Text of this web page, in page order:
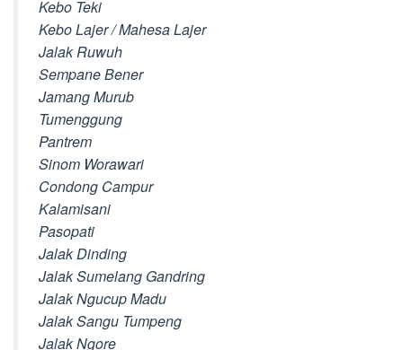
Kebo Teki
Kebo Lajer / Mahesa Lajer
Jalak Ruwuh
Sempane Bener
Jamang Murub
Tumenggung
Pantrem
Sinom Worawari
Condong Campur
Kalamisani
Pasopati
Jalak Dinding
Jalak Sumelang Gandring
Jalak Ngucup Madu
Jalak Sangu Tumpeng
Jalak Ngore